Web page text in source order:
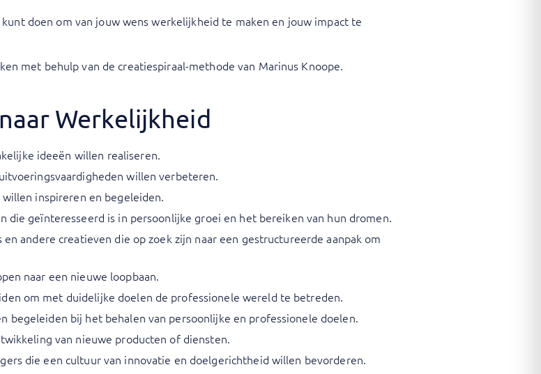
doen om van jouw wens werkelijkheid te maken en jouw impact te
met behulp van de creatiespiraal-methode van Marinus Knoope.
Werkelijkheid
ideeën willen realiseren.
willen verbeteren.
inspireren en begeleiden.
die geïnteresseerd is in persoonlijke groei en het bereiken van hun dromen.
andere creatieven die op zoek zijn naar een gestructureerde aanpak om
naar een nieuwe loopbaan.
om met duidelijke doelen de professionele wereld te betreden.
begeleiden bij het behalen van persoonlijke en professionele doelen.
van nieuwe producten of diensten.
die een cultuur van innovatie en doelgerichtheid willen bevorderen.